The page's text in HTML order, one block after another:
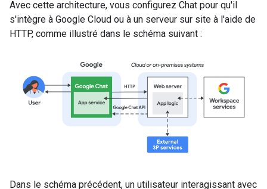
Avec cette architecture, vous configurez Chat pour qu'il
s'intègre à Google Cloud ou à un serveur sur site à l'aide de
HTTP, comme illustré dans le schéma suivant :
Dans le schéma précédent, un utilisateur interagissant avec